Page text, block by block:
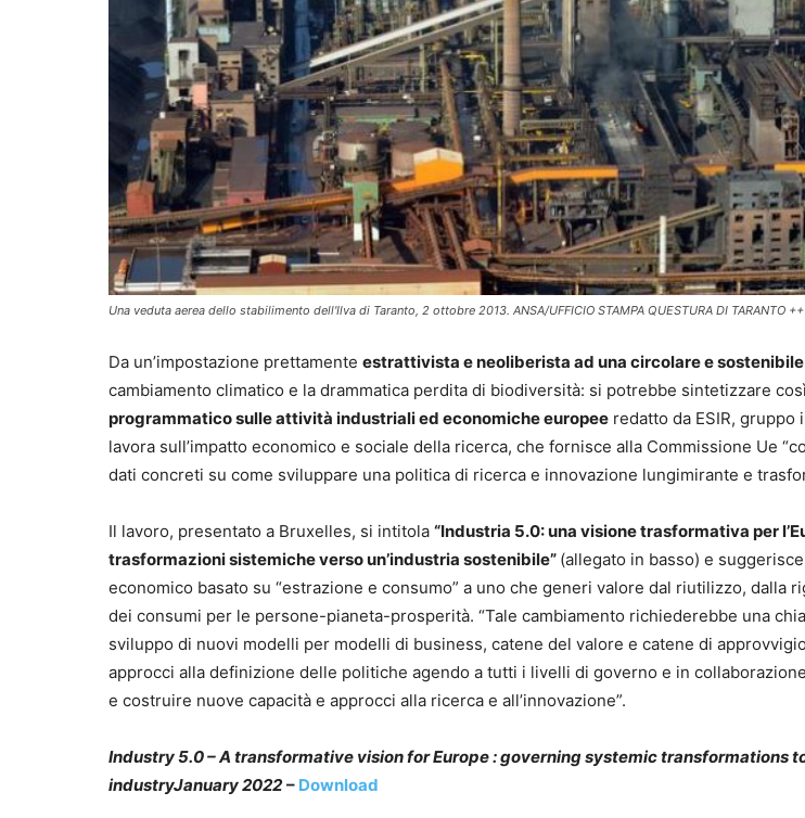
Una veduta aerea dello stabilimento dell'Ilva di Taranto, 2 ottobre 2013. ANSA/UFFICIO STAMPA QUESTURA DI TARANTO ++
Da un’impostazione prettamente estrattivista e neoliberista ad una circolare e sostenibile
cambiamento climatico e la drammatica perdita di biodiversità: si potrebbe sintetizzare
programmatico sulle attività industriali ed economiche europee redatto da ESIR,
lavora sull’impatto economico e sociale della ricerca, che fornisce alla Commissione Ue
dati concreti su come sviluppare una politica di ricerca e innovazione lungimirante e
Il lavoro, presentato a Bruxelles, si intitola “Industria 5.0: una visione trasformativa per
trasformazioni sistemiche verso un’industria sostenibile” (allegato in basso) e
economico basato su “estrazione e consumo” a uno che generi valore dal riutilizzo, dalla
dei consumi per le persone-pianeta-prosperità. “Tale cambiamento richiederebbe una
sviluppo di nuovi modelli per modelli di business, catene del valore e catene di
approcci alla definizione delle politiche agendo a tutti i livelli di governo e in
e costruire nuove capacità e approcci alla ricerca e all’innovazione”.
Industry 5.0 – A transformative vision for Europe : governing systemic transformations
industryJanuary 2022 – Download